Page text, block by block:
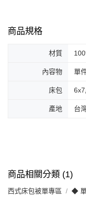
商品規格
材質
內容物 單
床包 6x7
產地 台
商品相關分類 (1)
西式床包被單專區 ◆ 單